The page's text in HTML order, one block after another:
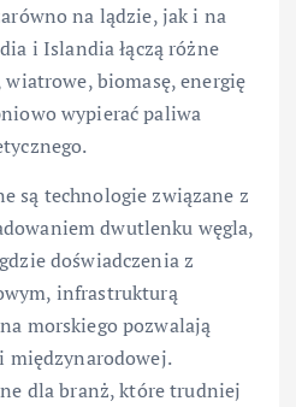
na lądzie, jak i na
i Islandia łączą różne
biomasę, energię
wypierać paliwa
są technologie związane z
dwutlenku węgla,
doświadczenia z
infrastrukturą
morskiego pozwalają
międzynarodowej.
dla branż, które trudniej